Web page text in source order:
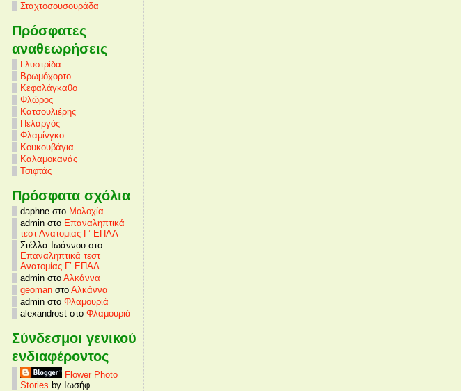
Σταχτοσουσουράδα
Πρόσφατες
αναθεωρήσεις
Γλυστρίδα
Βρωμόχορτο
Κεφαλάγκαθο
Φλώρος
Κατσουλιέρης
Πελαργός
Φλαμίνγκο
Κουκουβάγια
Καλαμοκανάς
Τσιφτάς
Πρόσφατα σχόλια
daphne στο Μολοχία
admin στο Επαναληπτικά
τεστ Ανατομίας Γ’ ΕΠΑΛ
Στέλλα Ιωάννου στο
Επαναληπτικά τεστ
Ανατομίας Γ’ ΕΠΑΛ
admin στο Αλκάννα
geomanστο Αλκάννα
admin στο Φλαμουριά
alexandrost στο Φλαμουριά
Σύνδεσμοι γενικού
ενδιαφέροντος
Flower Photo
Stories by Ιωσήφ